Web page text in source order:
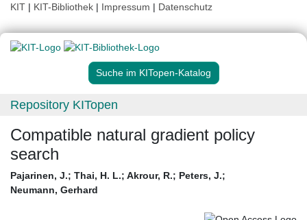
KIT | KIT-Bibliothek | Impressum | Datenschutz
Suche im KITopen-Katalog
Repository KITopen
Compatible natural gradient policy
search
Pajarinen, J.; Thai, H. L.; Akrour, R.; Peters, J.;
Neumann, Gerhard